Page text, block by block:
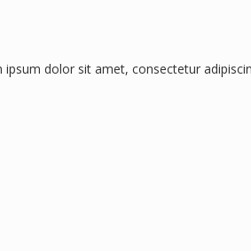
dolor sit amet, consectetur